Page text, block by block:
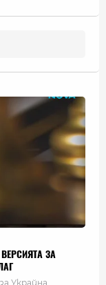
ЗА
Украйна,